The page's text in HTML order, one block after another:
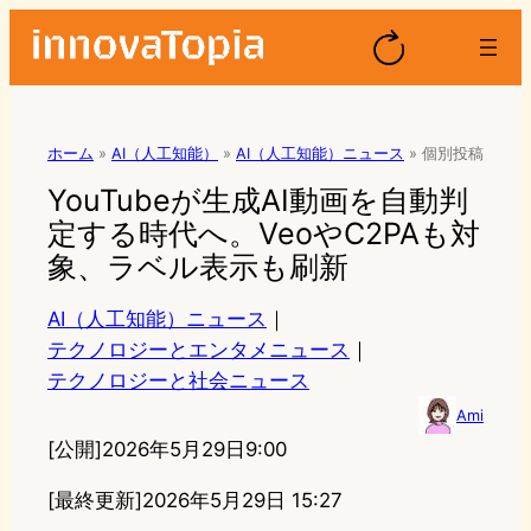
ホーム » AI（人工知能） » AI（人工知能）ニュース » 個別投稿
YouTubeが生成AI動画を自動判
定する時代へ。VeoやC2PAも対
象、ラベル表示も刷新
AI（人工知能）ニュース ｜
テクノロジーとエンタメニュース ｜
テクノロジーと社会ニュース
Ami
[公開]2026年5月29日9:00
[最終更新]2026年5月29日 15:27